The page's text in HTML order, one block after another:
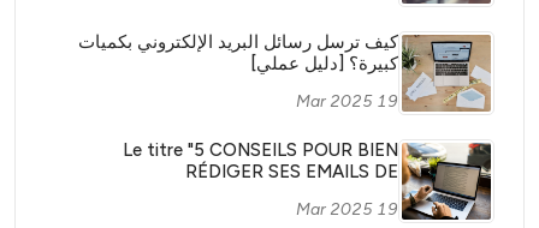
كيف ترسل رسائل البريد الإلكتروني بكميات
كبيرة؟ [دليل عملي]
19 Mar 2025
Le titre "5 CONSEILS POUR BIEN
RÉDIGER SES EMAILS DE
19 Mar 2025